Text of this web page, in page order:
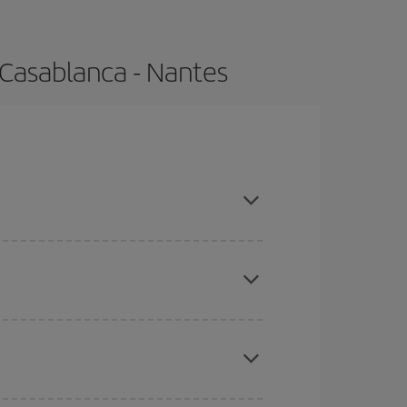
- Nantes